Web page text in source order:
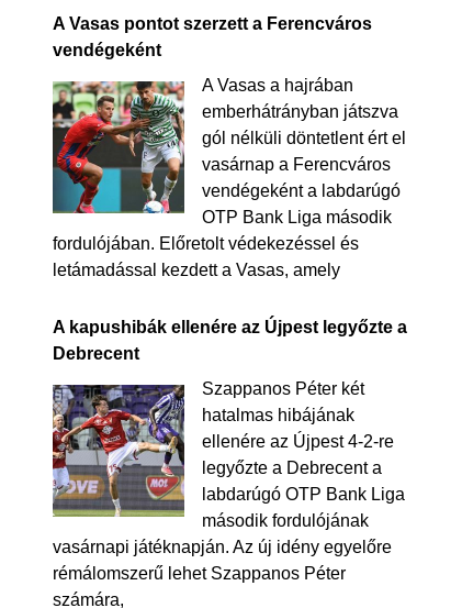
A Vasas pontot szerzett a Ferencváros
vendégeként
A Vasas a hajrában
emberhátrányban játszva
gól nélküli döntetlent ért el
vasárnap a Ferencváros
vendégeként a labdarúgó
OTP Bank Liga második
fordulójában. Előretolt védekezéssel és
letámadással kezdett a Vasas, amely
A kapushibák ellenére az Újpest legyőzte a
Debrecent
Szappanos Péter két
hatalmas hibájának
ellenére az Újpest 4-2-re
legyőzte a Debrecent a
labdarúgó OTP Bank Liga
második fordulójának
vasárnapi játéknapján. Az új idény egyelőre
rémálomszerű lehet Szappanos Péter
számára,